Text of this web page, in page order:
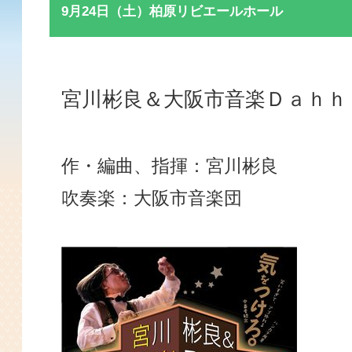
9月24日（土）柏原リビエールホール
宮川彬良＆大阪市音楽Ｄａｈ
作・編曲、指揮：宮川彬良
吹奏楽：大阪市音楽団